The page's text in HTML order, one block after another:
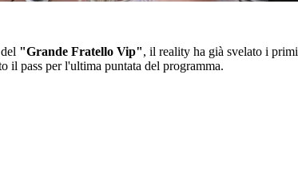
"Grande Fratello Vip", il reality ha già svelato i primi
il pass per l'ultima puntata del programma.